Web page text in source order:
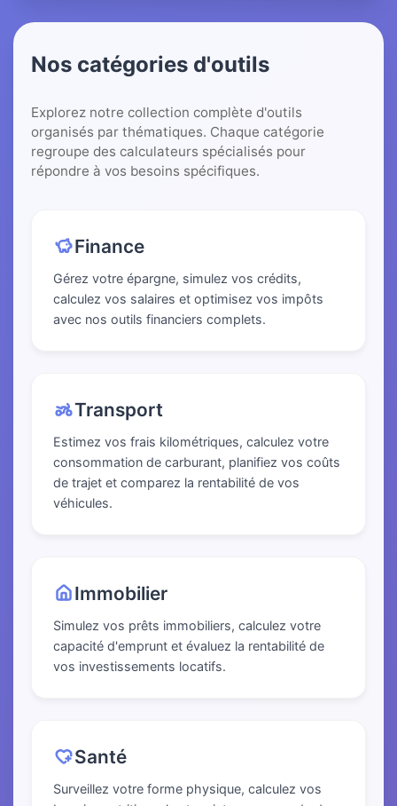
Nos catégories d'outils
Explorez notre collection complète d'outils
organisés par thématiques. Chaque catégorie
regroupe des calculateurs spécialisés pour
répondre à vos besoins spécifiques.
Finance
Gérez votre épargne, simulez vos crédits,
calculez vos salaires et optimisez vos impôts
avec nos outils financiers complets.
Transport
Estimez vos frais kilométriques, calculez votre
consommation de carburant, planifiez vos coûts
de trajet et comparez la rentabilité de vos
véhicules.
Immobilier
Simulez vos prêts immobiliers, calculez votre
capacité d'emprunt et évaluez la rentabilité de
vos investissements locatifs.
Santé
Surveillez votre forme physique, calculez vos